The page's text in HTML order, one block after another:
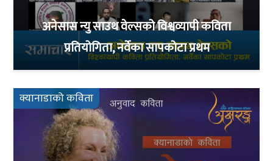
अनेसास न्यु साउथ वेल्सको विश्वव्यापी कविता
प्रतियोगिता, नर्वेका सापकोटा प्रथम
क्यानाडाको कविता